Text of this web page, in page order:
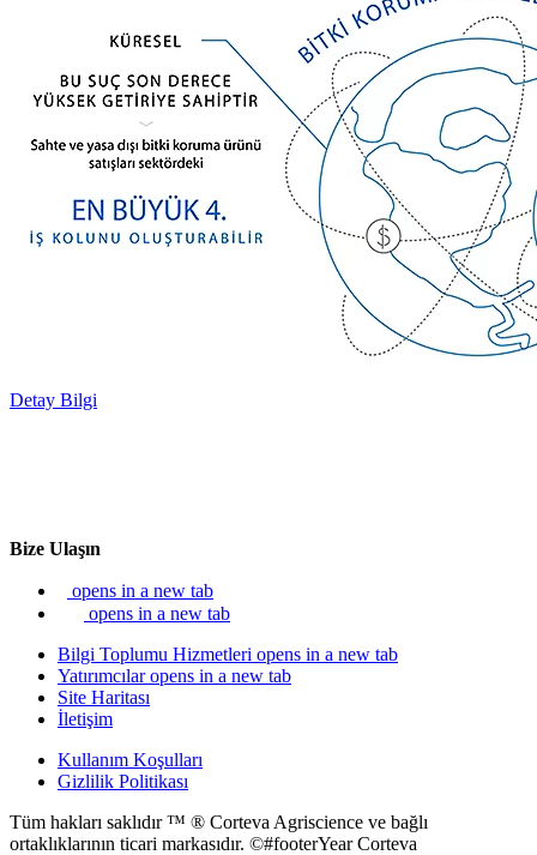
Detay Bilgi
Bize Ulaşın
opens in a new tab
opens in a new tab
Bilgi Toplumu Hizmetleri opens in a new tab
Yatırımcılar opens in a new tab
Site Haritası
İletişim
Kullanım Koşulları
Gizlilik Politikası
Tüm hakları saklıdır ™ ® Corteva Agriscience ve bağlı
ortaklıklarının ticari markasıdır. ©#footerYear Corteva